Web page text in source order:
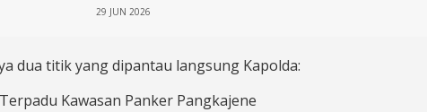
29 JUN 2026
dua titik yang dipantau langsung Kapolda:
Kawasan Panker Pangkajene